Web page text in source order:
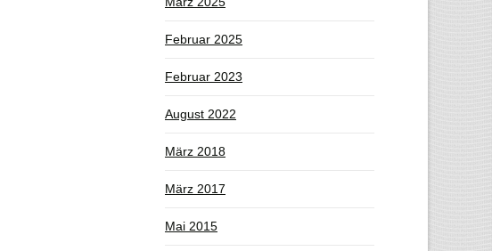
Februar 2025
Februar 2023
August 2022
März 2018
März 2017
Mai 2015